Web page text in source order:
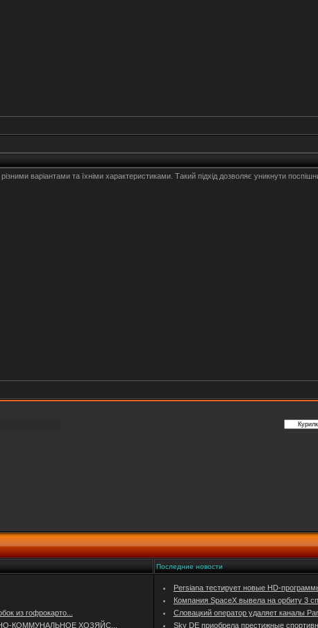
варіантами та їхніми характеристиками. Такий підхід дозволяє уникнути
Последние новости
из гофрокарто...
КОММУНАЛЬНОЕ ХОЗЯЙС...
Persiana тестирует новые HD-
Компания SpaceX вывела на орбиту 3
Словацкий оператор удаляет каналы
Sky DE приобрела престижные